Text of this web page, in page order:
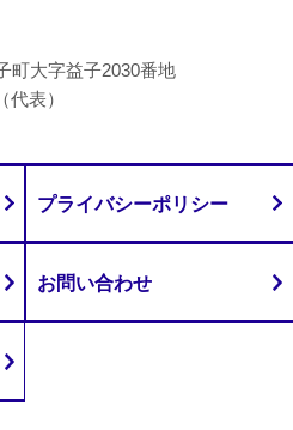
町大字益子2030番地
代表）
プライバシーポリシー
お問い合わせ